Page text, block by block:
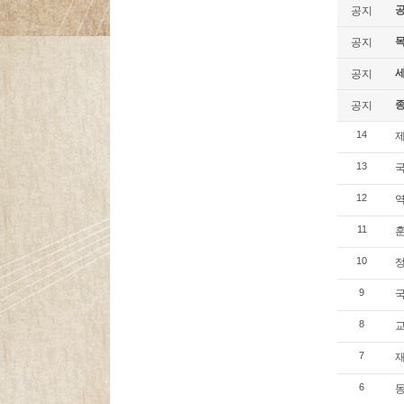
공지
공지
공지
공지
14
13
12
11
10
9
8
7
6